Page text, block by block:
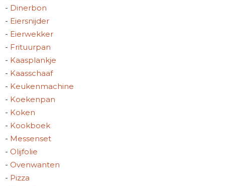
- Dinerbon
- Eiersnijder
- Eierwekker
- Frituurpan
- Kaasplankje
- Kaasschaaf
- Keukenmachine
- Koekenpan
- Koken
- Kookboek
- Messenset
- Olijfolie
- Ovenwanten
- Pizza